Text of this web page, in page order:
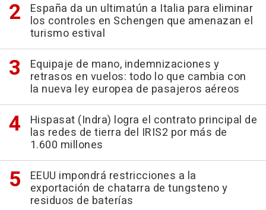
España da un ultimatún a Italia para eliminar
los controles en Schengen que amenazan el
turismo estival
Equipaje de mano, indemnizaciones y
retrasos en vuelos: todo lo que cambia con
la nueva ley europea de pasajeros aéreos
Hispasat (Indra) logra el contrato principal de
las redes de tierra del IRIS2 por más de
1.600 millones
EEUU impondrá restricciones a la
exportación de chatarra de tungsteno y
residuos de baterías